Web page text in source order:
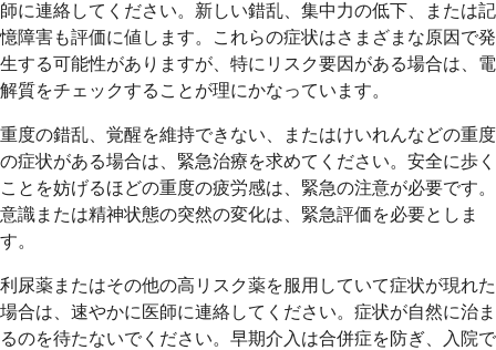
師に連絡してください。新しい錯乱、集中力の低下、または記
憶障害も評価に値します。これらの症状はさまざまな原因で発
生する可能性がありますが、特にリスク要因がある場合は、電
解質をチェックすることが理にかなっています。
重度の錯乱、覚醒を維持できない、またはけいれんなどの重度
の症状がある場合は、緊急治療を求めてください。安全に歩く
ことを妨げるほどの重度の疲労感は、緊急の注意が必要です。
意識または精神状態の突然の変化は、緊急評価を必要としま
す。
利尿薬またはその他の高リスク薬を服用していて症状が現れた
場合は、速やかに医師に連絡してください。症状が自然に治ま
るのを待たないでください。早期介入は合併症を防ぎ、入院で